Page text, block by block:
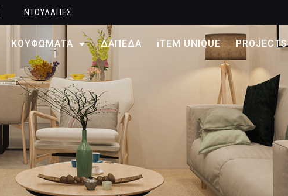
ΝΤΟΥΛΑΠΕΣ
ΚΟΥΦΩΜΑΤΑ ΔΑΠΕΔΑ iTEM UNIQUE PROJECTS